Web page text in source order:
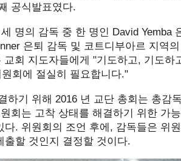
공식발표였다.
명의 감독 중 한 명인 David Yemba
은퇴 감독 및 코트디부아르 지역의
회 지도자들에게 "기도하고, 기도하
회에 절실히 필요합니다."
하기 위해 2016 년 교단 총회는 총감
회는 고착 상태를 해결하기 위한 가
. 위원회의 조언 후에, 감독들은 위
할 것인지 결정할 것이다.